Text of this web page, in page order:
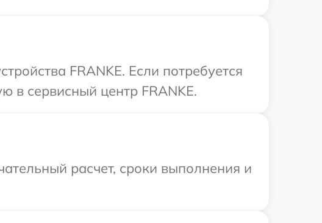
FRANKE. Если потребуется
в сервисный центр FRANKE.
расчет, сроки выполнения и